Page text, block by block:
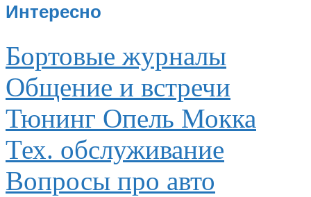
Интересно
Бортовые журналы
Общение и встречи
Тюнинг Опель Мокка
Тех. обслуживание
Вопросы про авто